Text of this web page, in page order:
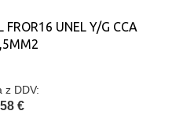
FROR16 UNEL Y/G CCA
z DDV:
€